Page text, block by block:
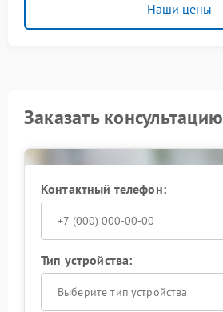
Наши цены
Заказать консультацию
Контактный телефон:
Тип устройства:
Выберите тип устройства